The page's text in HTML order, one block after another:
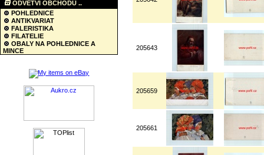
ODVĚTVÍ OBCHODŮ ..
POHLEDNICE
ANTIKVARIAT
FALERISTIKA
FILATELIE
OBALY NA POHLEDNICE A
MINCE
205643
205659
205661